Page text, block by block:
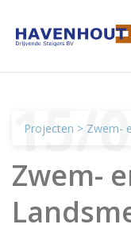
15/
Projecten > Zwem-
Zwem-